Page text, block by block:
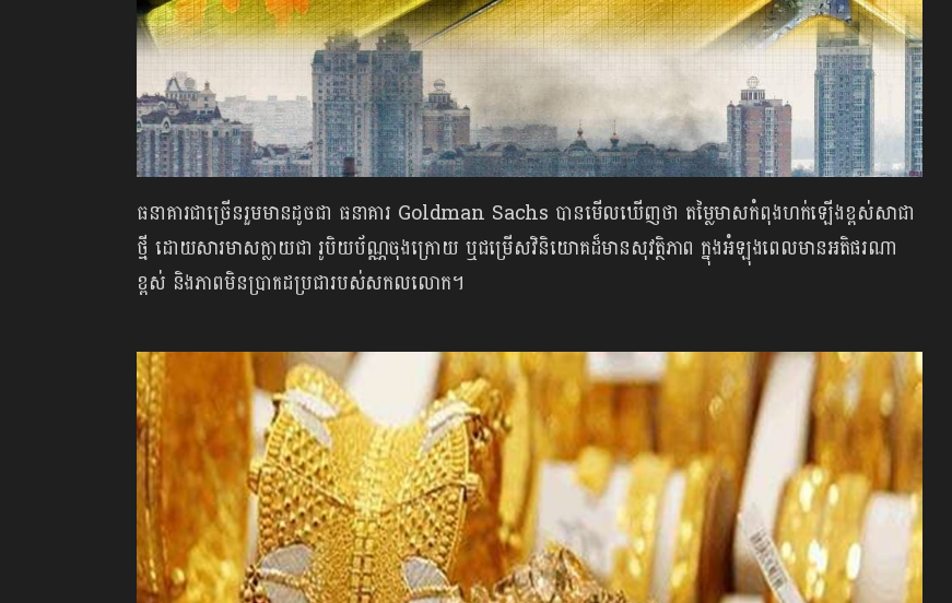
ធនាគារជាច្រើនរួមមានដូចជា ធនាគារ Goldman Sachs បានមើលឃើញថា តម្លៃមាសកំពុងហក់ឡើងខ្ពស់សាជា
ថ្មី ដោយសារមាសក្លាយជា រូបិយប័ណ្ណចុងក្រោយ ឬជម្រើសវិនិយោគដ៏មានសុវត្ថិភាព ក្នុងអំឡុងពេលមានអតិផរណា
ខ្ពស់ និងភាពមិនប្រាកដប្រជារបស់សកលលោក។